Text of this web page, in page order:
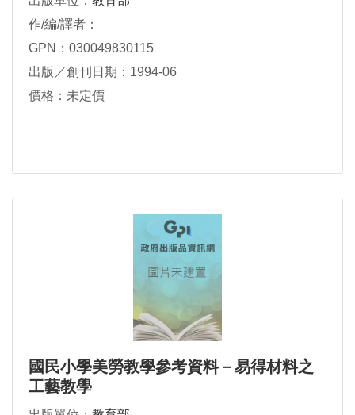
作/編/譯者：
GPN：030049830115
出版／創刊日期：1994-06
價格：未定價
國民小學美勞教學參考資料－易得材料之
工藝教學